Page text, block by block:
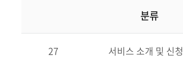
분류
27 서비스 소개 및 신청